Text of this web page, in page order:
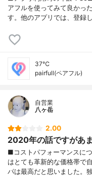
アフルを使ってみて良かっ
す。他のアプリでは、登録
37℃
pairfull(ペアフル)
自営業
八ヶ岳
2.00
2020年の話ですがあ
■コストパフォーマンスに
はとても革新的な価格帯で
パは最高だと思いました。